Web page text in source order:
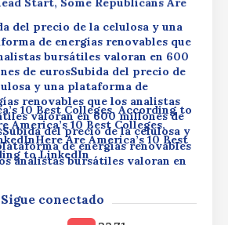
del precio de la celulosa y una
de energías renovables que
bursátiles valoran en 600
de eurosSubida del precio de
y una plataforma de
renovables que los analistas
valoran en 600 millones de
del precio de la celulosa y
de energías renovables
analistas bursátiles valoran en
Martín F.
10 Best Colleges, According to
America’s 10 Best Colleges,
Are America’s 10 Best
to LinkedIn
Rolls Back Rules for Head
Are WaryAs Trump
Sigue conectado